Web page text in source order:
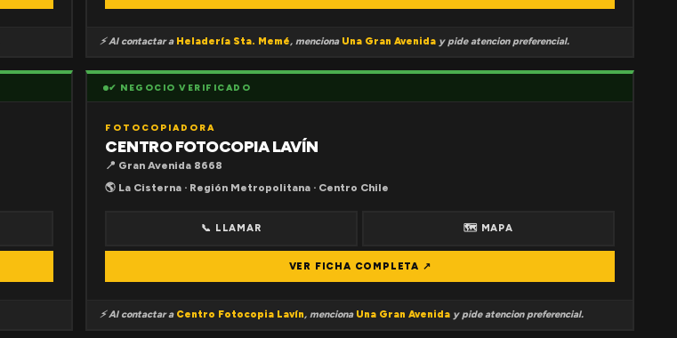
⚡ Al contactar a Heladería Sta. Memé, menciona Una Gran Avenida y pide atencion preferencial.
✔ NEGOCIO VERIFICADO
FOTOCOPIADORA
CENTRO FOTOCOPIA LAVÍN
📍 Gran Avenida 8668
🌎 La Cisterna · Región Metropolitana · Centro Chile
📞 LLAMAR 🗺 MAPA
VER FICHA COMPLETA ↗
⚡ Al contactar a Centro Fotocopia Lavín, menciona Una Gran Avenida y pide atencion preferencial.